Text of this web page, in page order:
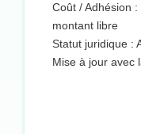
Coût / Adhésion
montant libre
Statut juridique :
Mise à jour avec